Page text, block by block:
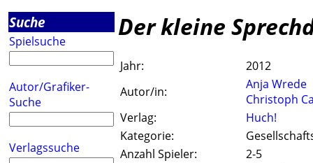
Suche
Spielsuche
Autor/Grafiker-
Suche
Verlagssuche
Der kleine
Jahr:
2012
Autor/in:
Anja Wrede
Christoph
Verlag:
Huch!
Kategorie:
Anzahl Spieler:
2-5